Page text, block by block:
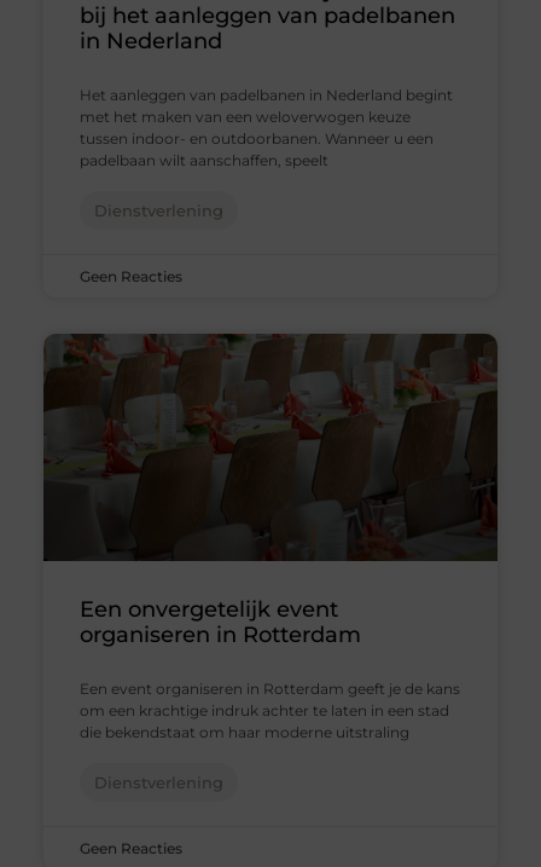
bij het aanleggen van padelbanen
in Nederland
Het aanleggen van padelbanen in Nederland begint
met het maken van een weloverwogen keuze
tussen indoor- en outdoorbanen. Wanneer u een
padelbaan wilt aanschaffen, speelt
Dienstverlening
Geen Reacties
Een onvergetelijk event
organiseren in Rotterdam
Een event organiseren in Rotterdam geeft je de kans
om een krachtige indruk achter te laten in een stad
die bekendstaat om haar moderne uitstraling
Dienstverlening
Geen Reacties